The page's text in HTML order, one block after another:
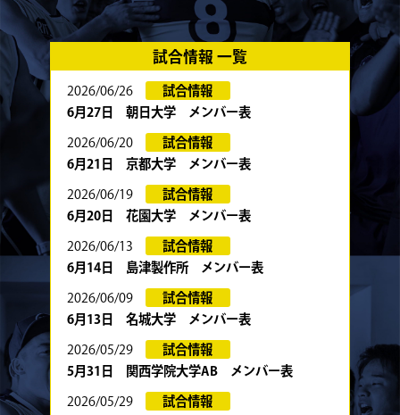
試合情報 一覧
2026/06/26
試合情報
6月27日 朝日大学 メンバー表
2026/06/20
試合情報
6月21日 京都大学 メンバー表
2026/06/19
試合情報
6月20日 花園大学 メンバー表
2026/06/13
試合情報
6月14日 島津製作所 メンバー表
2026/06/09
試合情報
6月13日 名城大学 メンバー表
2026/05/29
試合情報
5月31日 関西学院大学AB メンバー表
2026/05/29
試合情報